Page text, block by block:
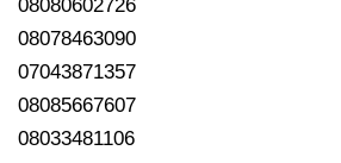
08080602726
08078463090
07043871357
08085667607
08033481106